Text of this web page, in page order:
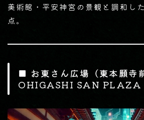
美術館・平安神宮の景観と調和し
点。
■ お東さん広場（東本願寺
OHIGASHI SAN PLAZA